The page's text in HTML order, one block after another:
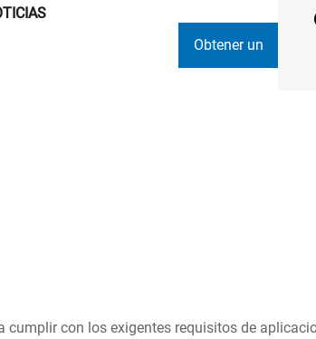
Obtener un
con los exigentes requisitos de